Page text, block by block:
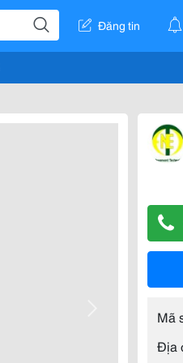
Đăng tin
Mã
Địa